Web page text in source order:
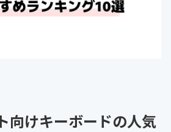
向けキーボードの人気